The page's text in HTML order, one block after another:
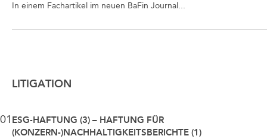
In einem Fachartikel im neuen BaFin Journal...
LITIGATION
01 ESG-HAFTUNG (3) – HAFTUNG FÜR
(KONZERN-)NACHHALTIGKEITSBERICHTE (1)